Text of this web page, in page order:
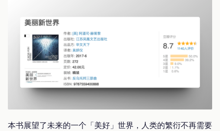
本书展望了未来的一个「美好」世界，人类的繁衍不再需要